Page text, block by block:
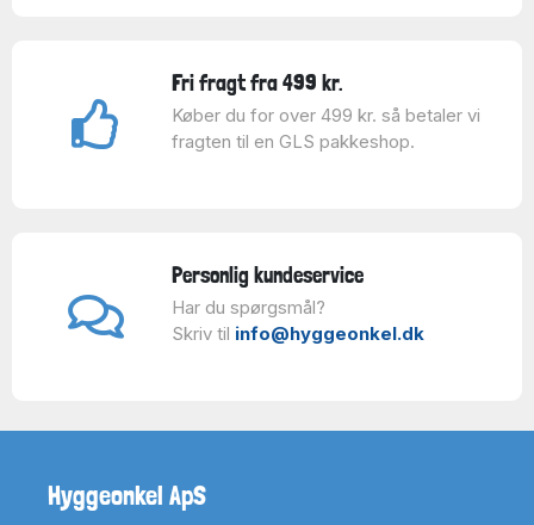
Fri fragt fra 499 kr.
Køber du for over 499 kr. så betaler vi
fragten til en GLS pakkeshop.
Personlig kundeservice
Har du spørgsmål?
Skriv til info@hyggeonkel.dk
Hyggeonkel ApS